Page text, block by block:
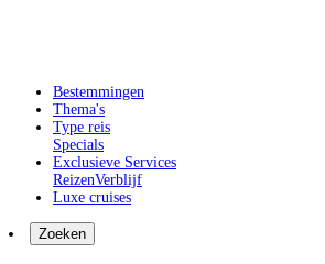
Bestemmingen
Thema's
Type reis
Specials
Exclusieve Services
ReizenVerblijf
Luxe cruises
Zoeken